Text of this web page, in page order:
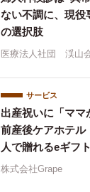
ない不調に、現役
の選択肢
医療法人社団 渓山
サービス
出産祝いに「ママ
前産後ケアホテル
人で贈れるeギフ
株式会社Grape